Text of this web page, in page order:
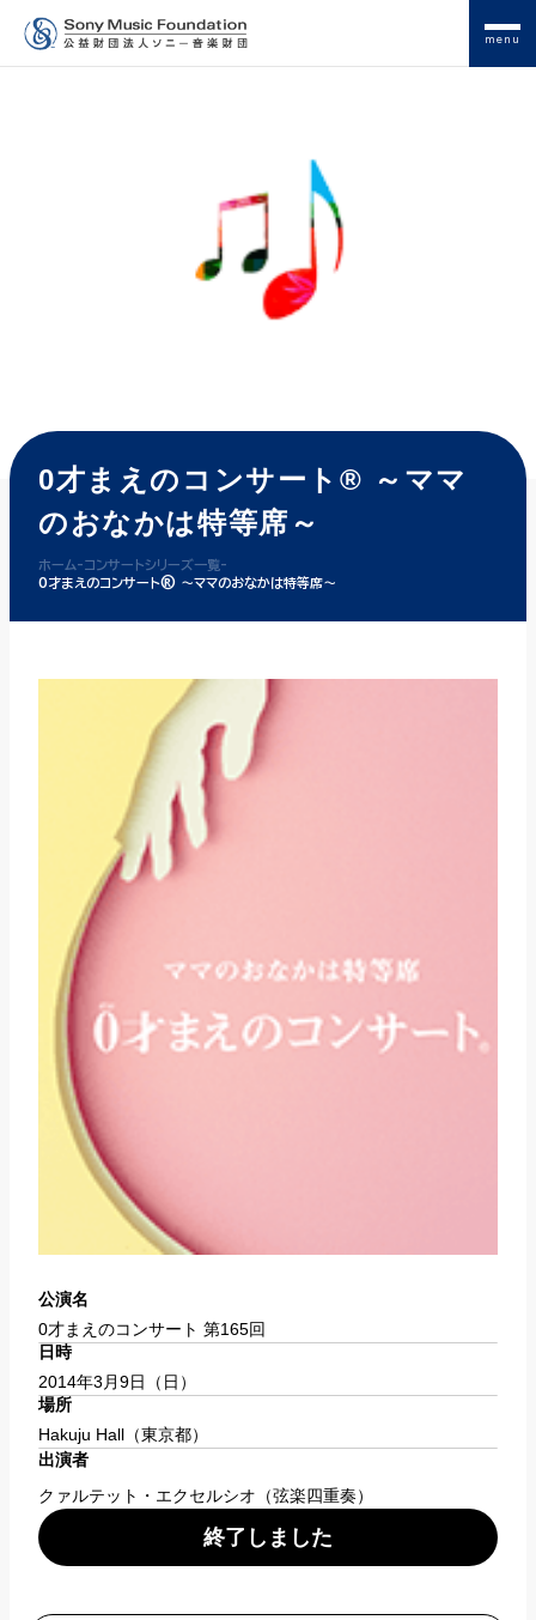
menu
0才まえのコンサート® ～ママ
のおなかは特等席～
ホーム-コンサートシリーズ一覧-
0才まえのコンサート® ～ママのおなかは特等席～
公演名
0才まえのコンサート 第165回
日時
2014年3月9日（日）
場所
Hakuju Hall （東京都）
出演者
クァルテット・エクセルシオ（弦楽四重奏）
終了しました